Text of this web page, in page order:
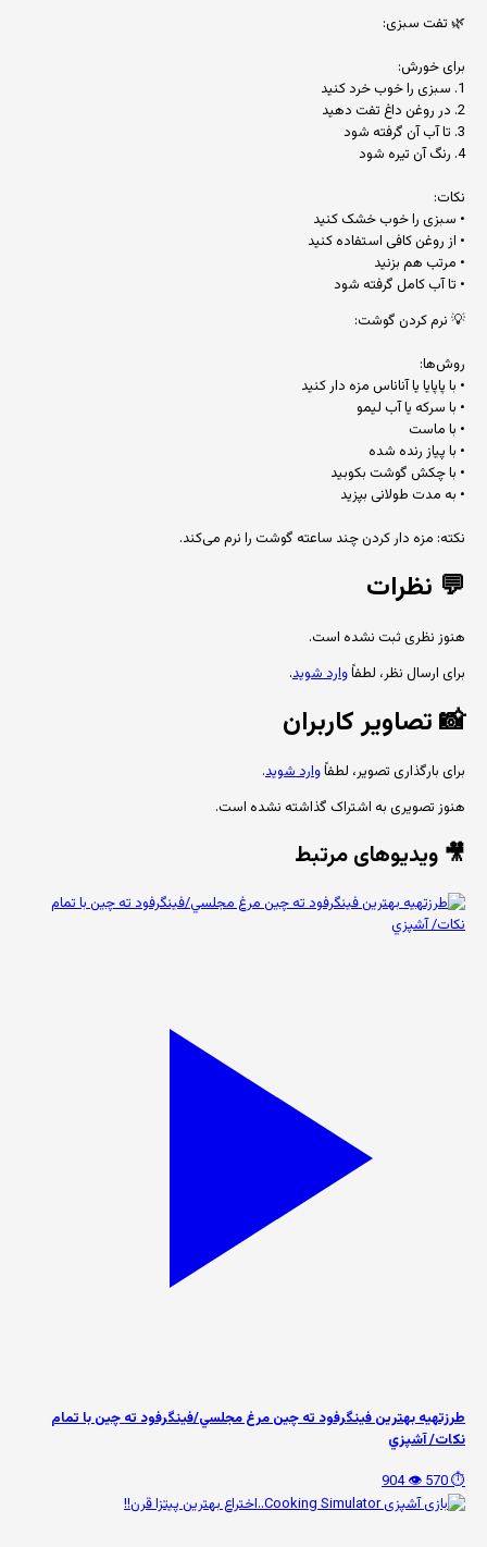
🌿 تفت سبزی:
برای خورش:
1. سبزی را خوب خرد کنید
2. در روغن داغ تفت دهید
3. تا آب آن گرفته شود
4. رنگ آن تیره شود
نکات:
• سبزی را خوب خشک کنید
• از روغن کافی استفاده کنید
• مرتب هم بزنید
• تا آب کامل گرفته شود
💡 نرم کردن گوشت:
روش‌ها:
• با پاپایا یا آناناس مزه دار کنید
• با سرکه یا آب لیمو
• با ماست
• با پیاز رنده شده
• با چکش گوشت بکوبید
• به مدت طولانی بپزید
نکته: مزه دار کردن چند ساعته گوشت را نرم می‌کند.
💬 نظرات
هنوز نظری ثبت نشده است.
برای ارسال نظر، لطفاًوارد شوید.
📸تصاویر کاربران
برای بارگذاری تصویر، لطفاًوارد شوید.
هنوز تصویری به اشتراک گذاشته نشده است.
🎥 ویدیوهای مرتبط
طرزتهيه بهترين فینگرفود ته چين مرغ مجلسي/فينگرفود ته چين با تمام
نكات/ آشپزي
⏱️ 570
👁️ 904